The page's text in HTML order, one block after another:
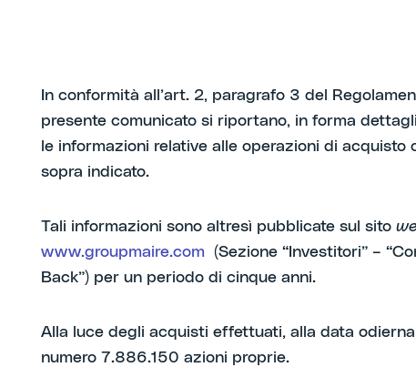
In conformità all’art. 2, paragrafo 3 del
presente comunicato si riportano, in forma
le informazioni relative alle operazioni di acquisto
sopra indicato.
Tali informazioni sono altresì pubblicate sul sito
www.groupmaire.com (Sezione “Investitori” –
Back”) per un periodo di cinque anni.
Alla luce degli acquisti effettuati, alla data
numero 7.886.150 azioni proprie.